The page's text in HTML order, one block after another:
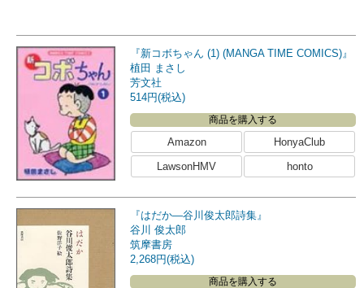
『新コボちゃん (1) (MANGA TIME COMICS)』
植田 まさし
芳文社
514円(税込)
商品を購入する
Amazon
HonyaClub
LawsonHMV
honto
『はだか―谷川俊太郎詩集』
谷川 俊太郎
筑摩書房
2,268円(税込)
商品を購入する